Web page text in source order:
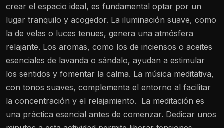
crear el espacio ideal, es fundamental optar por un
lugar tranquilo y acogedor. La iluminación suave, como
la de velas o luces tenues, genera una atmósfera
relajante. Los aromas, como los de inciensos o aceites
esenciales de lavanda o sándalo, ayudan a estimular
los sentidos y fomentar la calma. La música meditativa,
con tonos suaves, complementa el entorno al facilitar
la concentración y el relajamiento. La meditación es
una práctica esencial antes de comenzar. Dedicar unos